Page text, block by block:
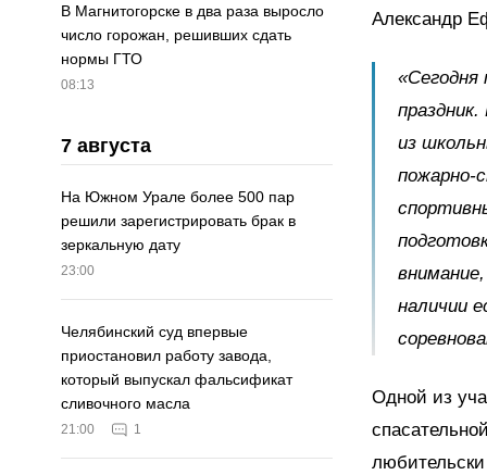
В Магнитогорске в два раза выросло
число горожан, решивших сдать
нормы ГТО
08:13
7 августа
На Южном Урале более 500 пар
решили зарегистрировать брак в
зеркальную дату
23:00
Челябинский суд впервые
приостановил работу завода,
который выпускал фальсификат
сливочного масла
21:00 1
Александр
из
пожарно-
наличии
Одной из